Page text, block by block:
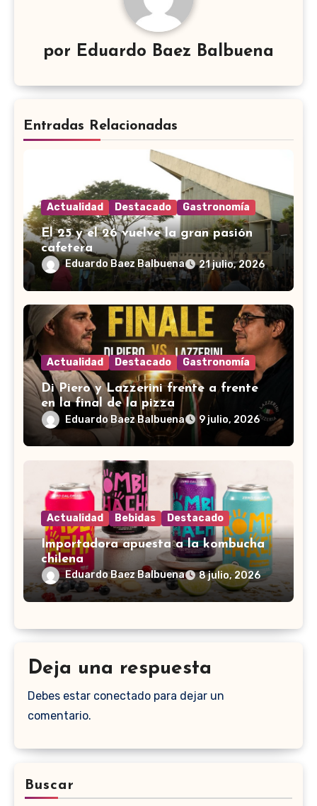
por Eduardo Baez Balbuena
Entradas Relacionadas
Actualidad Destacado Gastronomía
El 25 y el 26 vuelve la gran pasión
cafetera
Eduardo Baez Balbuena 21 julio, 2026
Actualidad Destacado Gastronomía
Di Piero y Lazzerini frente a frente
en la final de la pizza
Eduardo Baez Balbuena 9 julio, 2026
Actualidad Bebidas Destacado
Importadora apuesta a la kombucha
chilena
Eduardo Baez Balbuena 8 julio, 2026
Deja una respuesta
Debes estar conectado para dejar un
comentario.
Buscar